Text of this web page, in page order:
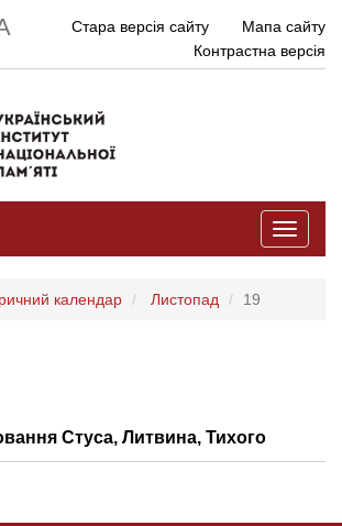
Стара версія сайту
Мапа сайту
Контрастна версія
Toggle
календар Листопад 19
Стуса, Литвина, Тихого